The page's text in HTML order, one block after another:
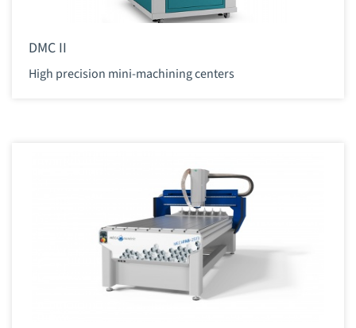
DMC II
High precision mini-machining centers